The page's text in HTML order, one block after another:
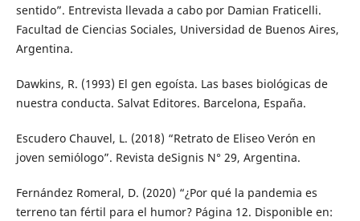
sentido”. Entrevista llevada a cabo por Damian Fraticelli.
Facultad de Ciencias Sociales, Universidad de Buenos Aires,
Argentina.
Dawkins, R. (1993) El gen egoísta. Las bases biológicas de
nuestra conducta. Salvat Editores. Barcelona, España.
Escudero Chauvel, L. (2018) “Retrato de Eliseo Verón en
joven semiólogo”. Revista deSignis N° 29, Argentina.
Fernández Romeral, D. (2020) “¿Por qué la pandemia es
terreno tan fértil para el humor? Página 12. Disponible en: